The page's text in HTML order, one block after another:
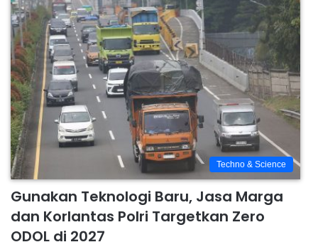
Techno & Science
Gunakan Teknologi Baru, Jasa Marga
dan Korlantas Polri Targetkan Zero
ODOL di 2027